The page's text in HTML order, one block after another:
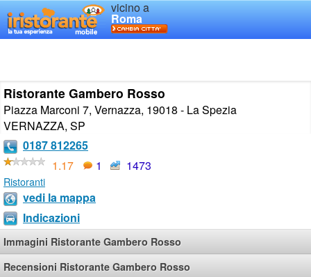
vicino a
Roma
Ristorante Gambero Rosso
Piazza Marconi 7, Vernazza, 19018 - La Spezia
VERNAZZA, SP
0187 812265
1.17
1 1473
Ristoranti
vedi la mappa
Indicazioni
Immagini Ristorante Gambero Rosso
Recensioni Ristorante Gambero Rosso